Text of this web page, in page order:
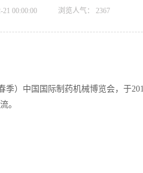
00:00:00 浏览人气： 2367
）中国国际制药机械博览会，于
。